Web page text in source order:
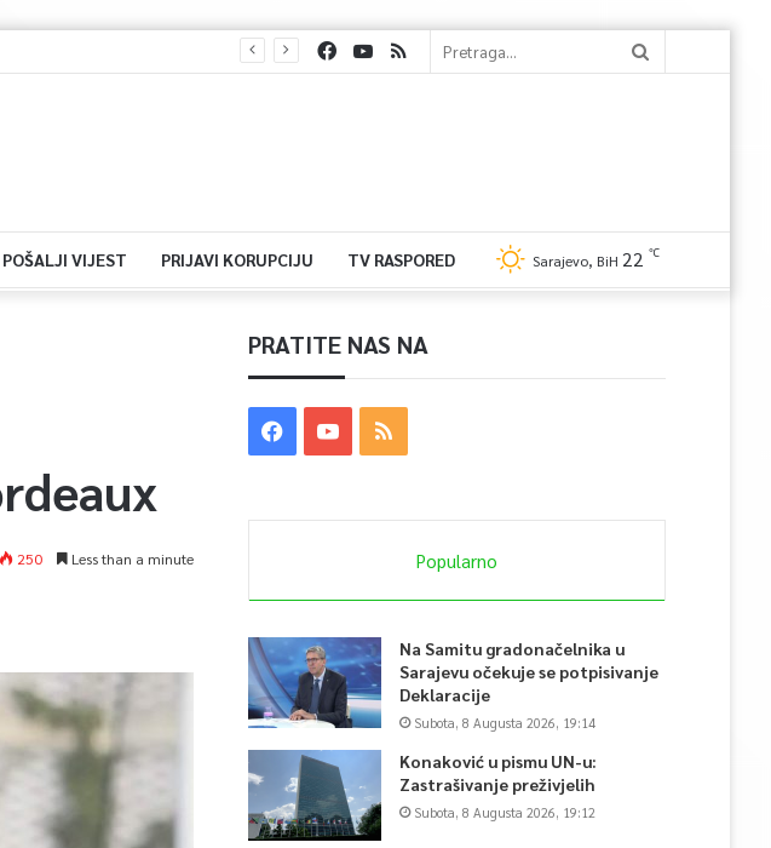
POŠALJI VIJEST PRIJAVI KORUPCIJU TV RASPORED Sarajevo, BiH 22 ℃
250 Less than a minute
PRATITE NAS NA
Popularno
Na Samitu gradonačelnika u
Sarajevu očekuje se potpisivanje
Deklaracije
Subota, 8 Augusta 2026, 19:14
Konaković u pismu UN-u:
Zastrašivanje preživjelih
Subota, 8 Augusta 2026, 19:12